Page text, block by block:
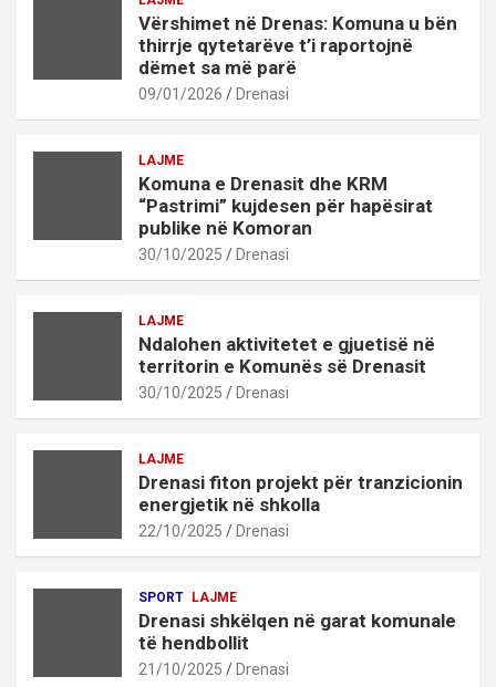
Vërshimet në Drenas: Komuna u bën
thirrje qytetarëve t’i raportojnë
dëmet sa më parë
09/01/2026 Drenasi
LAJME
Komuna e Drenasit dhe KRM
“Pastrimi” kujdesen për hapësirat
publike në Komoran
30/10/2025 Drenasi
LAJME
Ndalohen aktivitetet e gjuetisë në
territorin e Komunës së Drenasit
30/10/2025 Drenasi
LAJME
Drenasi fiton projekt për tranzicionin
energjetik në shkolla
22/10/2025 Drenasi
SPORT LAJME
Drenasi shkëlqen në garat komunale
të hendbollit
21/10/2025 Drenasi